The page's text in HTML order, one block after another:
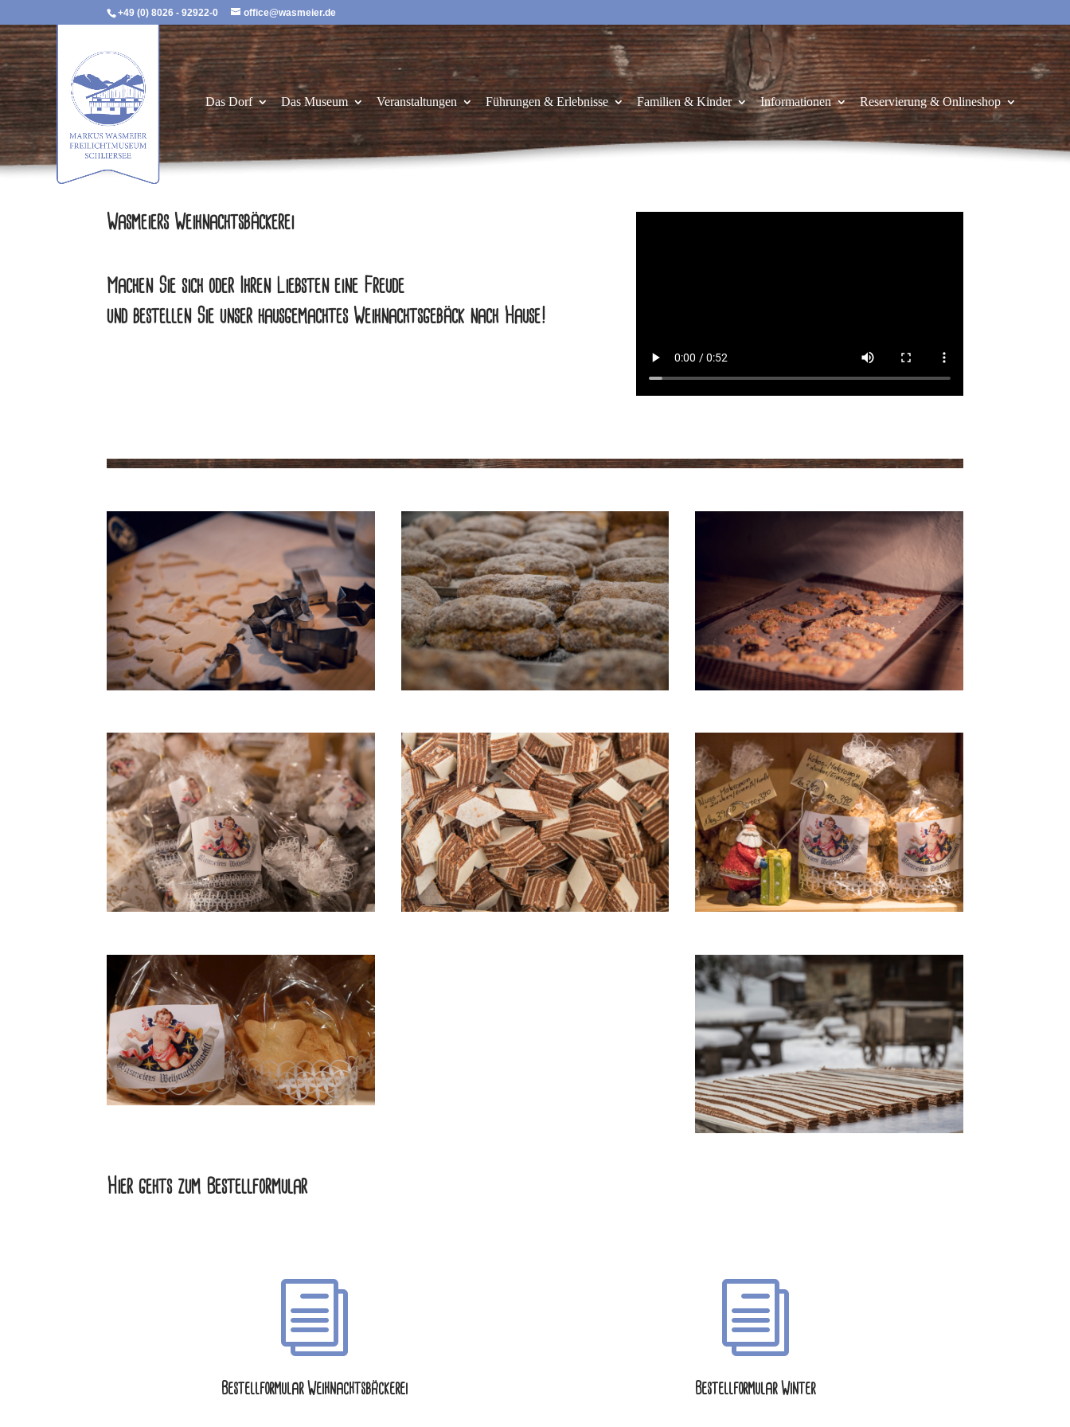
+49 (0) 8026 - 92922-0 office@wasmeier.de
Das Dorf Das Museum Veranstaltungen Führungen & Erlebnisse Familien & Kinder Informationen Reservierung & Onlineshop
Wasmeiers Weihnachtsbäckerei
Machen Sie sich oder Ihren Liebsten eine Freude
und bestellen Sie unser hausgemachtes Weihnachtsgebäck nach Hause!
Hier gehts zum Bestellformular
i
Bestellformular Weihnachtsbäckerei
i
Bestellformular Winter